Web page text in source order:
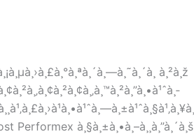
à¸²à¸ž
Prost Performex à¸§à¸±à¸•à¸–à¸¸à¸”à¸´à¸š